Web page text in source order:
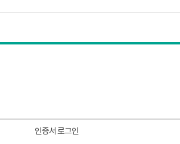
인증서 로그인